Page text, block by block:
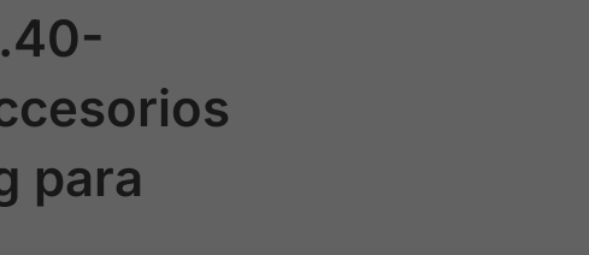
para